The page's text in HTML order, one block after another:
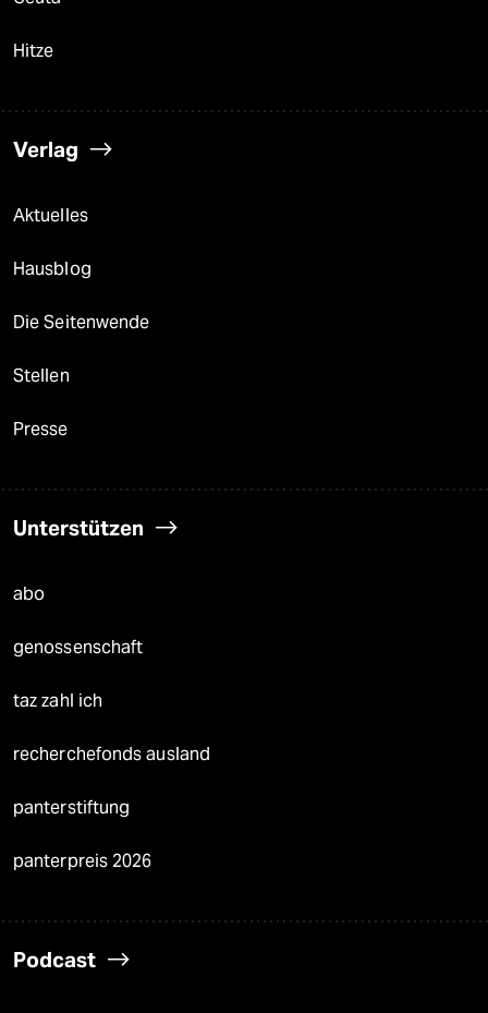
Hitze
Verlag
Aktuelles
Hausblog
Die Seitenwende
Stellen
Presse
Unterstützen
abo
genossenschaft
taz zahl ich
recherchefonds ausland
panterstiftung
panterpreis 2026
Podcast